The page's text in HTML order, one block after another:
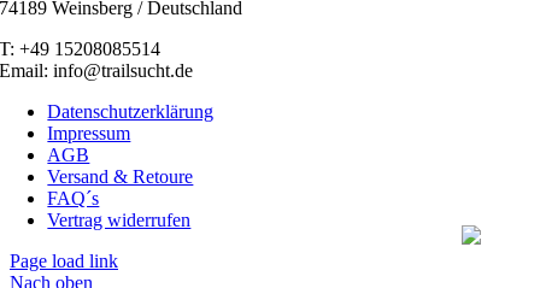
74189 Weinsberg / Deutschland
T: +49 15208085514
Email: info@trailsucht.de
Datenschutzerklärung
Impressum
AGB
Versand & Retoure
FAQ´s
Vertrag widerrufen
Page load link
Nach oben